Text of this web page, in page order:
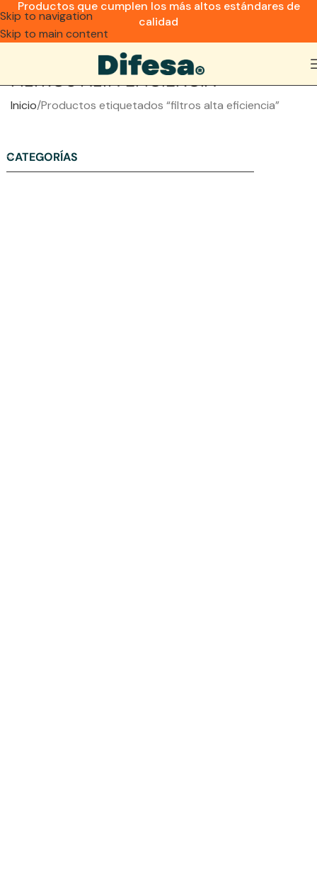
Skip to navigation
Skip to main content
FILTROS ALTA EFICIENCIA
Inicio Productos etiquetados “filtros alta eficiencia”
CATEGORÍAS
Productos que cumplen los más altos estándares de
calidad